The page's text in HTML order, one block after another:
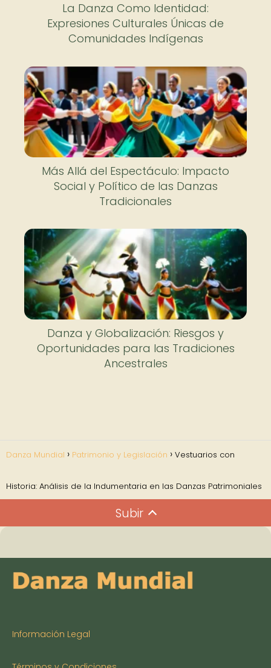
La Danza Como Identidad:
Expresiones Culturales Únicas de
Comunidades Indígenas
Más Allá del Espectáculo: Impacto
Social y Político de las Danzas
Tradicionales
Danza y Globalización: Riesgos y
Oportunidades para las Tradiciones
Ancestrales
Danza Mundial Patrimonio y Legislación Vestuarios con
Historia: Análisis de la Indumentaria en las Danzas Patrimoniales
Subir
Información Legal